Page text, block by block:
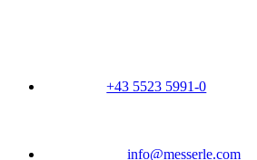
+43 5523 5991-0
info@messerle.com